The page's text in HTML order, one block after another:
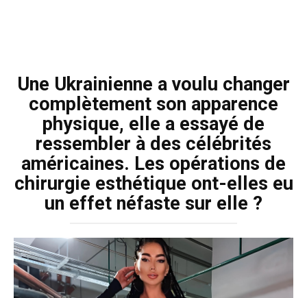
Une Ukrainienne a voulu changer
complètement son apparence
physique, elle a essayé de
ressembler à des célébrités
américaines. Les opérations de
chirurgie esthétique ont-elles eu
un effet néfaste sur elle ?